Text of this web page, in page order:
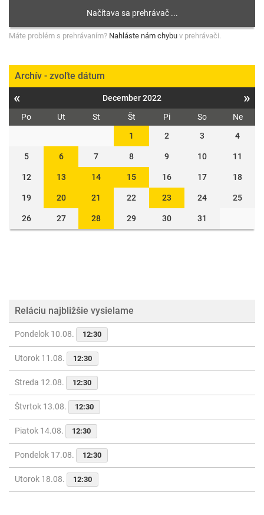
Máte problém s prehrávaním? Nahláste nám chybu v prehrávači.
Archív - zvoľte dátum
« December 2022 »
Po Ut St Št Pi So
Ne
1
2 3 4
5 6 7 8 9 10 11
12 13 14 15 16 17 18
19 20 21 22 23 24 25
26 27 28 29 30 31
Reláciu najbližšie vysielame
Pondelok 10.08. 12:30
Utorok 11.08. 12:30
Streda 12.08. 12:30
Štvrtok 13.08. 12:30
Piatok 14.08. 12:30
Pondelok 17.08. 12:30
Utorok 18.08. 12:30